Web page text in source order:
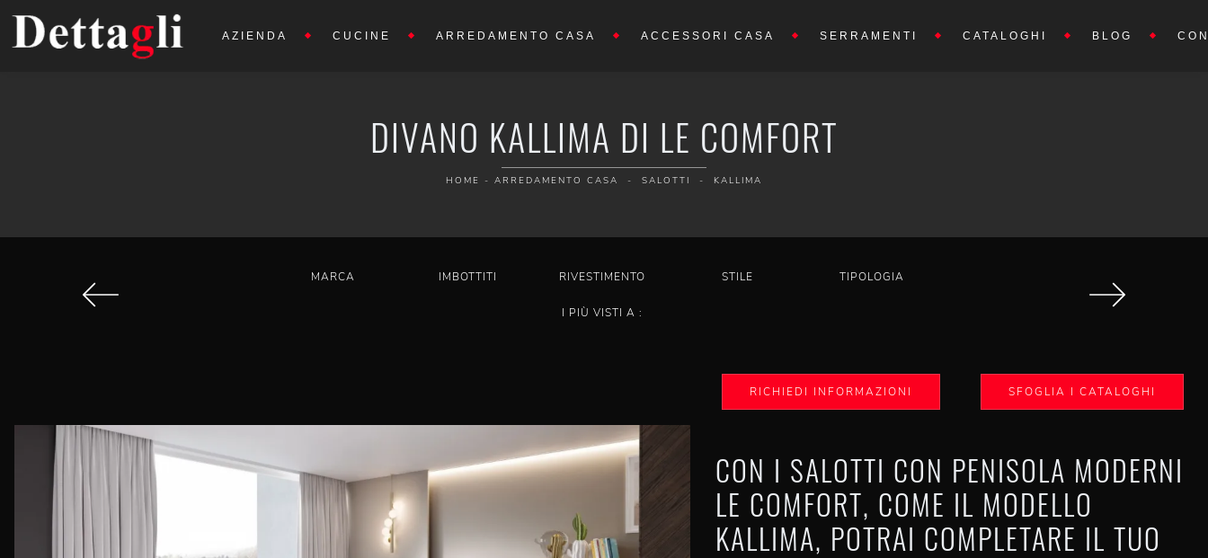
AZIENDA CUCINE ARREDAMENTO CASA ACCESSORI CASA SERRAMENTI CATALOGHI BLOG
DIVANO KALLIMA DI LE COMFORT
HOME - ARREDAMENTO CASA - SALOTTI - KALLIMA
MARCA IMBOTTITI RIVESTIMENTO STILE TIPOLOGIA
I PIÙ VISTI A :
RICHIEDI INFORMAZIONI SFOGLIA I CATALOGHI
CON I SALOTTI CON PENISOLA MODERNI
LE COMFORT, COME IL MODELLO
KALLIMA, POTRAI COMPLETARE IL TUO